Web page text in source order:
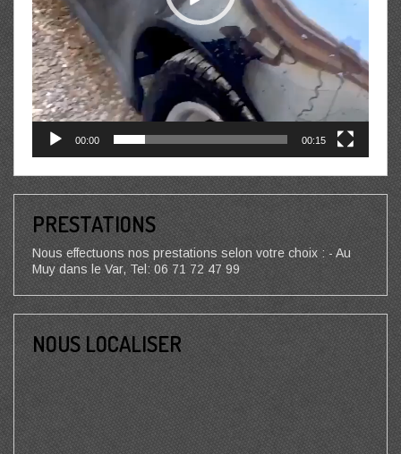
00:00 00:15
PRESTATIONS
Nous effectuons nos prestations selon votre choix : - Au
Muy dans le Var, Tel: 06 71 72 47 99
NOUS LOCALISER